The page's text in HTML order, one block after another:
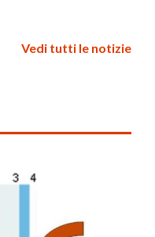
Vedi tutti le notizie